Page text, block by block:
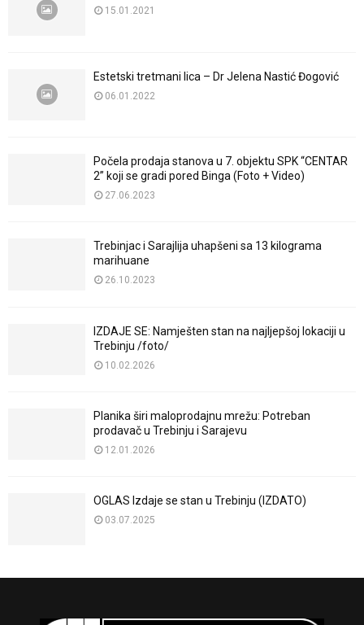
15.01.2021
Estetski tretmani lica – Dr Jelena Nastić Đogović
06.01.2022
Počela prodaja stanova u 7. objektu SPK “CENTAR
2” koji se gradi pored Binga (Foto + Video)
27.06.2023
Trebinjac i Sarajlija uhapšeni sa 13 kilograma
marihuane
26.10.2023
IZDAJE SE: Namješten stan na najljepšoj lokaciji u
Trebinju /foto/
10.02.2026
Planika širi maloprodajnu mrežu: Potreban
prodavač u Trebinju i Sarajevu
12.01.2026
OGLAS Izdaje se stan u Trebinju (IZDATO)
03.07.2025